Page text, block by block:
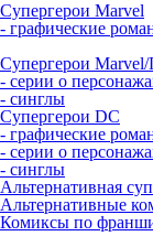
Супергерои Marvel
- графические
Супергерои
- серии о
- синглы
Супергерои DC
- графические
- серии о
- синглы
Альтернативная
Альтернативные
Комиксы по